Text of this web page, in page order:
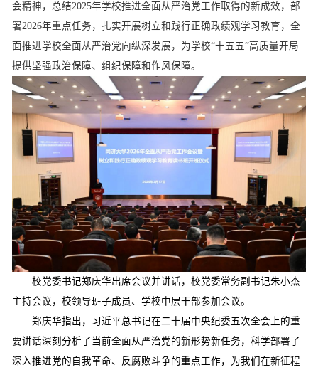
会精神，总结2025年学校推进全面从严治党工作取得的新成效，部
署2026年重点任务，扎实开展树立和践行正确政绩观学习教育，全
面推进学校全面从严治党向纵深发展，为学校“十五五”高质量开局
提供坚强政治保障、组织保障和作风保障。
校党委书记郑庆华出席会议并讲话，校党委常务副书记朱小杰
主持会议，校领导班子成员、学校中层干部参加会议。
郑庆华指出，习近平总书记在二十届中央纪委五次全会上的重
要讲话深刻分析了当前全面从严治党的新形势新任务，科学部署了
深入推进党的自我革命、反腐败斗争的重点工作，为我们在新征程